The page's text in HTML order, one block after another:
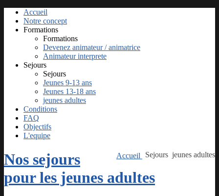
Accueil
Notre concept
Formations
Formations
Devenez animateur / animatrice
Animateur interprete
Sejours
Sejours
Jeunes 9-13 ans
Jeunes 13-18 ans
jeunes adultes
Conditions
FAQ
Objectifs
L'equipe
Accueil Sejours jeunes adultes
Nos sejours
pour les jeunes adultes